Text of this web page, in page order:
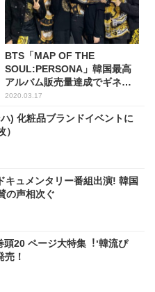
BTS「MAP OF THE
SOUL:PERSONA」韓国最高
アルバム販売量達成でギネス
に登録
2020.03.17
) 化粧品ブランドイベントに
キュメンタリー番組出演! 韓国
の声相次ぐ
20 ページ大特集︕‘韓流ぴ
売！